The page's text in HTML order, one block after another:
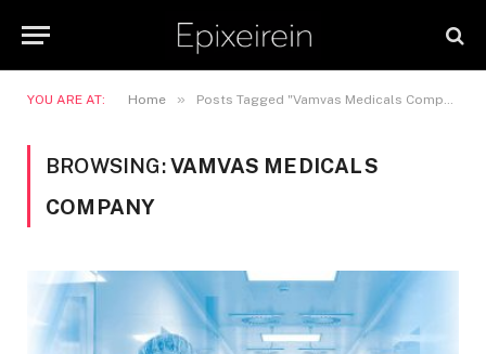
YOU ARE AT: Home » Posts Tagged "Vamvas Medicals Company"
BROWSING:VAMVAS MEDICALS
COMPANY